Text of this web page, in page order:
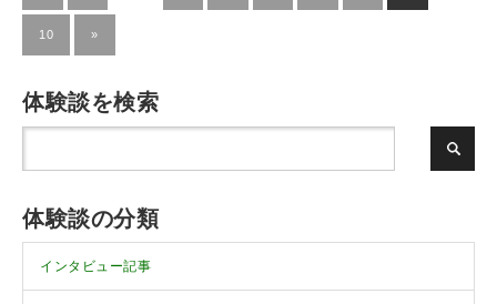
10 »
体験談を検索
体験談の分類
インタビュー記事